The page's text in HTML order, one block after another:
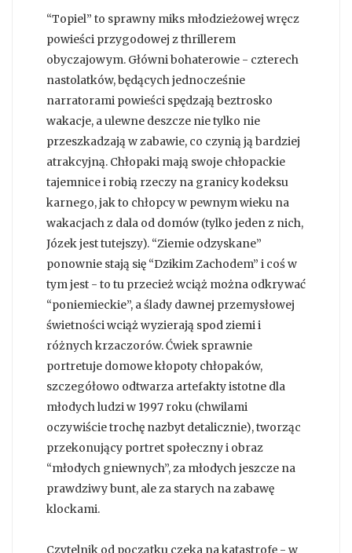
“Topiel” to sprawny miks młodzieżowej wręcz
powieści przygodowej z thrillerem
obyczajowym. Główni bohaterowie - czterech
nastolatków, będących jednocześnie
narratorami powieści spędzają beztrosko
wakacje, a ulewne deszcze nie tylko nie
przeszkadzają w zabawie, co czynią ją bardziej
atrakcyjną. Chłopaki mają swoje chłopackie
tajemnice i robią rzeczy na granicy kodeksu
karnego, jak to chłopcy w pewnym wieku na
wakacjach z dala od domów (tylko jeden z nich,
Józek jest tutejszy). “Ziemie odzyskane”
ponownie stają się “Dzikim Zachodem” i coś w
tym jest - to tu przecież wciąż można odkrywać
“poniemieckie”, a ślady dawnej przemysłowej
świetności wciąż wyzierają spod ziemi i
różnych krzaczorów. Ćwiek sprawnie
portretuje domowe kłopoty chłopaków,
szczegółowo odtwarza artefakty istotne dla
młodych ludzi w 1997 roku (chwilami
oczywiście trochę nazbyt detalicznie), tworząc
przekonujący portret społeczny i obraz
“młodych gniewnych”, za młodych jeszcze na
prawdziwy bunt, ale za starych na zabawę
klockami.
Czytelnik od początku czeka na katastrofę - w